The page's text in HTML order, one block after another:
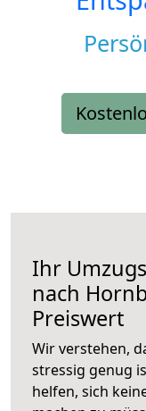
Ihr
nach
Preiswert
Wir verstehen,
stressig genug
helfen, sich